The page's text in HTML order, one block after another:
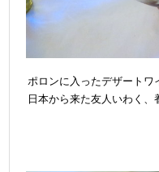
ポロンに入ったデザートワ
日本から来た友人いわく